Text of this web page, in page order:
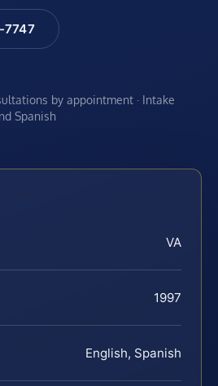
7747
by appointment · Intake
Spanish
VA
1997
English, Spanish